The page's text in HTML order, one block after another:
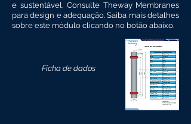
e sustentável. Consulte Theway Membranes
para design e adequação. Saiba mais detalhes
sobre este módulo clicando no botão abaixo.
Ficha de dados